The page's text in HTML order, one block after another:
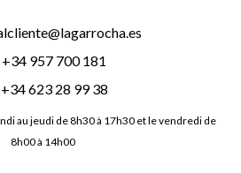
+34 957 700 181
+34 623 28 99 38
au jeudi de 8h30 à 17h30 et le vendredi de
8h00 à 14h00